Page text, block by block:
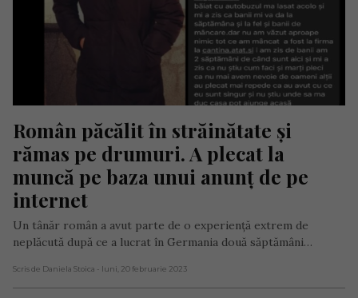
Român păcălit în străinătate și
rămas pe drumuri. A plecat la
muncă pe baza unui anunț de pe
internet
Un tânăr român a avut parte de o experiență extrem de
neplăcută după ce a lucrat în Germania două săptămâni…
Scris de Daniela Stoica - luni, 20 februarie 2023